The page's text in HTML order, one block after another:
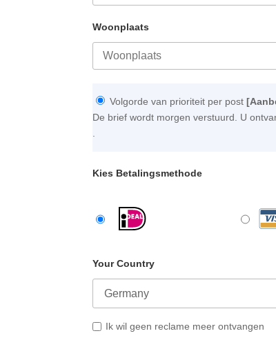
Woonplaats
Volgorde van prioriteit per post
De brief wordt morgen verstuurd. U
Kies Betalingsmethode
Your Country
Ik wil geen reclame meer ontvangen